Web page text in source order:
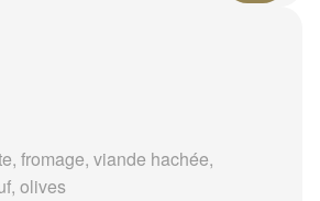
fromage, viande hachée,
olives